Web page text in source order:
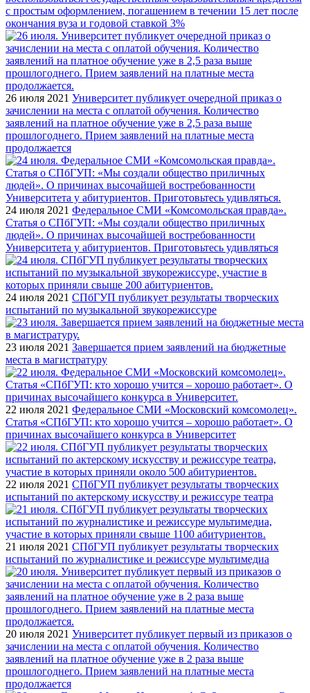
с простым оформлением, погашением в течении 15 лет после
окончания вуза и годовой ставкой 3%
26 июля 2021 Университет публикует очередной приказ о
зачислении на места с оплатой обучения. Количество
заявлений на платное обучение уже в 2,5 раза выше
прошлогоднего. Прием заявлений на платные места
продолжается
24 июля 2021 Федеральное СМИ «Комсомольская правда».
Статья о СПбГУП: «Мы создали общество приличных
людей». О причинах высочайшей востребованности
Университета у абитуриентов. Приготовьтесь удивляться
24 июля 2021 СПбГУП публикует результаты творческих
испытаний по музыкальной звукорежиссуре
23 июля 2021 Завершается прием заявлений на бюджетные
места в магистратуру
22 июля 2021 Федеральное СМИ «Московский комсомолец».
Статья «СПбГУП: кто хорошо учится – хорошо работает». О
причинах высочайшего конкурса в Университет
22 июля 2021 СПбГУП публикует результаты творческих
испытаний по актерскому искусству и режиссуре театра
21 июля 2021 СПбГУП публикует результаты творческих
испытаний по журналистике и режиссуре мультимедиа
20 июля 2021 Университет публикует первый из приказов о
зачислении на места с оплатой обучения. Количество
заявлений на платное обучение уже в 2 раза выше
прошлогоднего. Прием заявлений на платные места
продолжается